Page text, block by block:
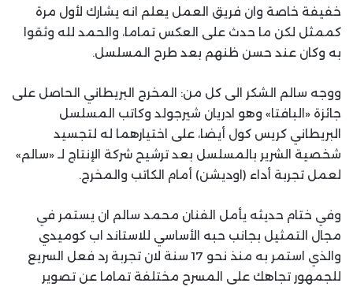
خفيفة خاصة وان فريق العمل يعلم انه يشارك لأول مرة
كممثل لكن ما حدث على العكس تماما، والحمد لله وثقوا
به وكان عند حسن ظنهم بعد طرح المسلسل.
ووجه سالم الشكر الى كل من: المخرج البريطاني الحاصل على
جائزة «البافتا» وهو ادريان شيرجولد وكاتب المسلسل
البريطاني كريس كول أيضا، على اختيارهما له لتجسيد
شخصية الشرير بالمسلسل بعد ترشيح شركة الإنتاج لـ «سالم»
لعمل تجربة أداء (اوديشن) أمام الكاتب والمخرج.
وفي ختام حديثه يأمل الفنان محمد سالم ان يستمر في
مجال التمثيل بجانب حبه الأساسي للاستاند اب كوميدي
والذي استمر به منذ نحو 17 سنة لان تجربة رد فعل السريع
للجمهور تجاهك على المسرح مختلفة تماما عن تصوير